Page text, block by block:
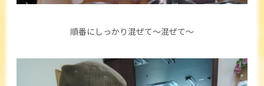
順番にしっかり混ぜて～混ぜて～